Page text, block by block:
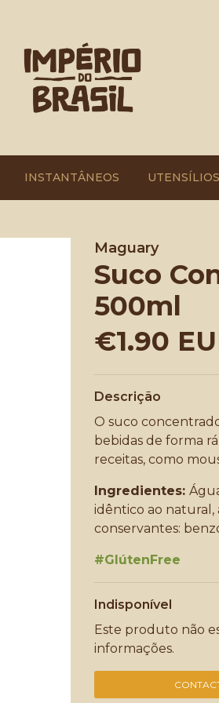
INSTANTÂNEOS UTENSÍLIOS
Maguary
Suco
500ml
€1.90
Descrição
O suco
bebidas de forma
receitas, como
Ingredientes:
idêntico ao natural,
conservantes:
#GlútenFree
Indisponível
Este produto não
informações.